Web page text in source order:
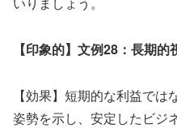
【印象的】文例28：長期
【効果】短期的な利益で
姿勢を示し、安定したビジ